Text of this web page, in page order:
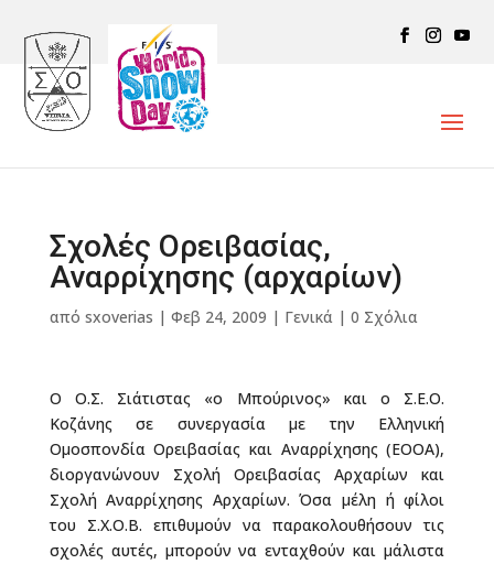
Σχολές Ορειβασίας,
Αναρρίχησης (αρχαρίων)
από sxoverias | Φεβ 24, 2009 | Γενικά| 0 Σχόλια
Ο Ο.Σ. Σιάτιστας «ο Μπούρινος» και ο Σ.Ε.Ο.
Κοζάνης σε συνεργασία με την Ελληνική
Ομοσπονδία Ορειβασίας και Αναρρίχησης (ΕΟΟΑ),
διοργανώνουν Σχολή Ορειβασίας Αρχαρίων και
Σχολή Αναρρίχησης Αρχαρίων. Όσα μέλη ή φίλοι
του Σ.Χ.Ο.Β. επιθυμούν να παρακολουθήσουν τις
σχολές αυτές, μπορούν να ενταχθούν και μάλιστα